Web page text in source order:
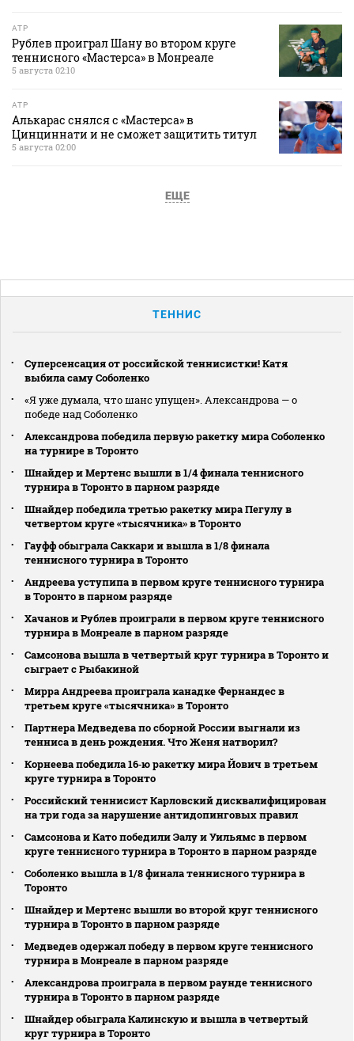
ATP
Рублев проиграл Шану во втором круге
теннисного «Мастерса» в Монреале
5 августа 02:10
ATP
Алькарас снялся с «Мастерса» в
Цинциннати и не сможет защитить титул
5 августа 02:00
ЕЩЕ
ТЕННИС
Суперсенсация от российской теннисистки! Катя
выбила саму Соболенко
«Я уже думала, что шанс упущен». Александрова — о
победе над Соболенко
Александрова победила первую ракетку мира Соболенко
на турнире в Торонто
Шнайдер и Мертенс вышли в 1/4 финала теннисного
турнира в Торонто в парном разряде
Шнайдер победила третью ракетку мира Пегулу в
четвертом круге «тысячника» в Торонто
Гауфф обыграла Саккари и вышла в 1/8 финала
теннисного турнира в Торонто
Андреева уступипа в первом круге теннисного турнира
в Торонто в парном разряде
Хачанов и Рублев проиграли в первом круге теннисного
турнира в Монреале в парном разряде
Самсонова вышла в четвертый круг турнира в Торонто и
сыграет с Рыбакиной
Мирра Андреева проиграла канадке Фернандес в
третьем круге «тысячника» в Торонто
Партнера Медведева по сборной России выгнали из
тенниса в день рождения. Что Женя натворил?
Корнеева победила 16‑ю ракетку мира Йович в третьем
круге турнира в Торонто
Российский теннисист Карловский дисквалифицирован
на три года за нарушение антидопинговых правил
Самсонова и Като победили Эалу и Уильямс в первом
круге теннисного турнира в Торонто в парном разряде
Соболенко вышла в 1/8 финала теннисного турнира в
Торонто
Шнайдер и Мертенс вышли во второй круг теннисного
турнира в Торонто в парном разряде
Медведев одержал победу в первом круге теннисного
турнира в Монреале в парном разряде
Александрова проиграла в первом раунде теннисного
турнира в Торонто в парном разряде
Шнайдер обыграла Калинскую и вышла в четвертый
круг турнира в Торонто